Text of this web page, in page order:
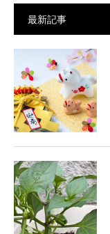
最新記事